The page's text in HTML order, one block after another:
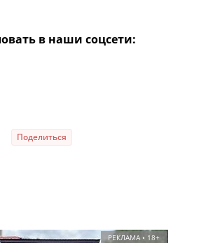
в наши соцсети:
Поделиться
РЕКЛАМА • 18+